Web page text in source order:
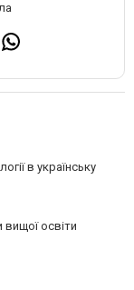
в українську
вищої освіти